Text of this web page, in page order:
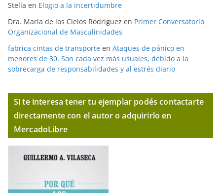
Stella en Elogio a la incertidumbre
Dra. Maria de los Cielos Rodriguez en Primer Conversatorio
Organizacional de Masculinidades
fabrica cintas de transporte en Ataques de pánico en
menores de 30. Son cada vez más usuales, debido a la
sobrecarga de responsabilidades y al estrés diario
Si te interesa tener tu ejemplar podés contactarte
directamente con el autor o adquirirlo en
MercadoLibre